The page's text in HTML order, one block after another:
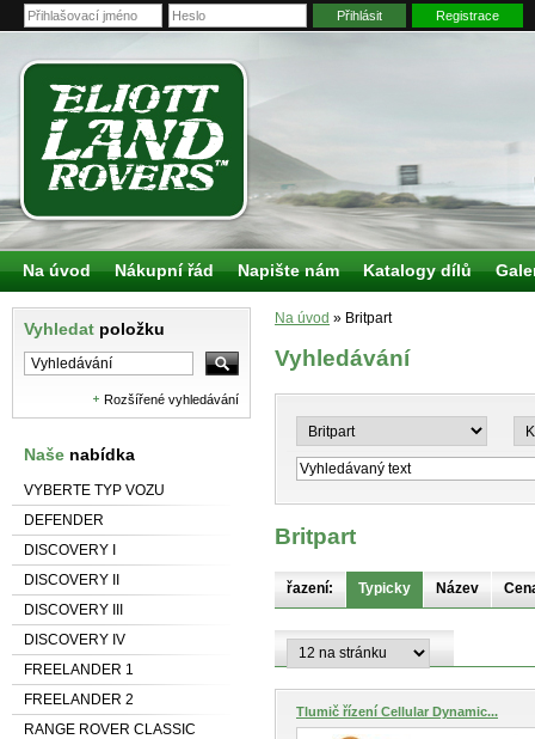
Přihlásit Registrace
Vyhledat položku
Rozšířené vyhledávání
Naše nabídka
VYBERTE TYP VOZU
DEFENDER
DISCOVERY I
DISCOVERY II
DISCOVERY III
DISCOVERY IV
FREELANDER 1
FREELANDER 2
RANGE ROVER CLASSIC
Na úvod » Britpart
Vyhledávání
Britpart
řazení: Typicky Název
Tlumič řízení Cellular Dynamic...
Na úvod Nákupní řád Napište nám Katalogy dílů